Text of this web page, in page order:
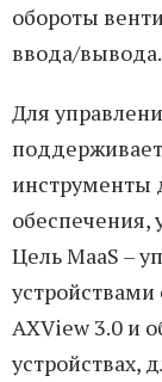
обороты
ввода/вывода.
Для
инструменты
Цель MaaS –
AXView 3.0 и
устройствах,